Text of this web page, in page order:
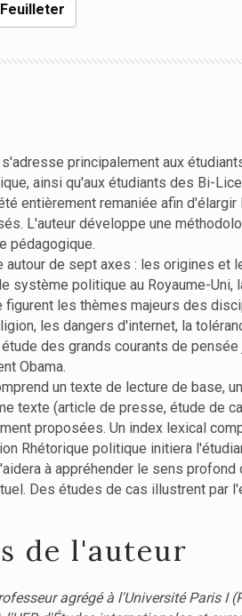
Feuilleter
principalement aux
ainsi qu'aux étudiants des Bi-
entièrement remaniée afin
L'auteur développe une
pédagogique.
autour de sept axes : les origines
système politique au Royaume-
figurent les thèmes majeurs des
les dangers d'internet, la
étude des grands courants de
Obama.
un texte de lecture de base,
texte (article de presse, étude de
proposées. Un index lexical
Rhétorique politique initiera
à appréhender le sens
Des études de cas illustrent par
de l'auteur
agrégé à l'Université Paris I